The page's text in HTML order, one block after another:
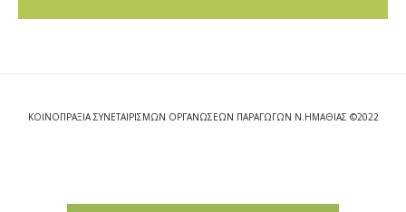
ΚΟΙΝΟΠΡΑΞΙΑ ΣΥΝΕΤΑΙΡΙΣΜΩΝ ΟΡΓΑΝΩΣΕΩΝ ΠΑΡΑΓΩΓΩΝ Ν.ΗΜΑΘΙΑΣ ©2022